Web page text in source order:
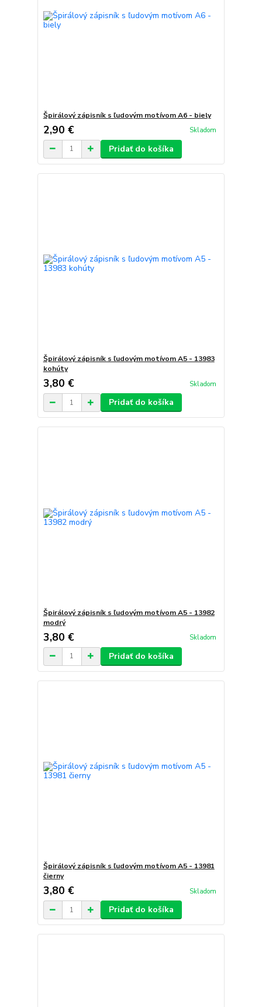
Špirálový zápisník s ľudovým motívom A6 - biely
2,90 € Skladom
Pridať do košíka
Špirálový zápisník s ľudovým motívom A5 - 13983
kohúty
3,80 € Skladom
Pridať do košíka
Špirálový zápisník s ľudovým motívom A5 - 13982
modrý
3,80 € Skladom
Pridať do košíka
Špirálový zápisník s ľudovým motívom A5 - 13981
čierny
3,80 € Skladom
Pridať do košíka